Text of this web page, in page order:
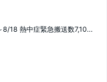
8/18 熱中症緊急搬送数7,10...